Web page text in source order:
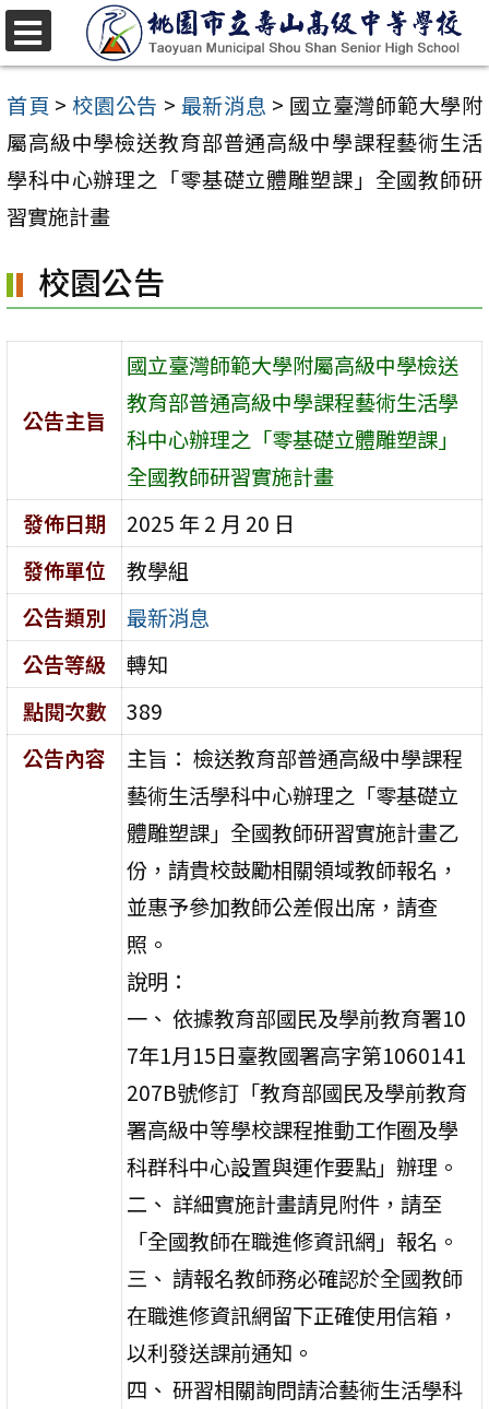
跳
至
主
要
內
容
首頁 > 校園公告 > 最新消息 > 國立臺灣師範大學附
屬高級中學檢送教育部普通高級中學課程藝術生活
學科中心辦理之「零基礎立體雕塑課」全國教師研
習實施計畫
校園公告
公告主旨
國立臺灣師範大學附屬高級中學檢送
教育部普通高級中學課程藝術生活學
科中心辦理之「零基礎立體雕塑課」
全國教師研習實施計畫
發佈日期
2025 年 2 月 20 日
發佈單位
教學組
公告類別
最新消息
公告等級
轉知
點閱次數
389
公告內容
主旨： 檢送教育部普通高級中學課程
藝術生活學科中心辦理之「零基礎立
體雕塑課」全國教師研習實施計畫乙
份，請貴校鼓勵相關領域教師報名，
並惠予參加教師公差假出席，請查
照。
說明：
一、 依據教育部國民及學前教育署10
7年1月15日臺教國署高字第1060141
207B號修訂「教育部國民及學前教育
署高級中等學校課程推動工作圈及學
科群科中心設置與運作要點」辦理。
二、 詳細實施計畫請見附件，請至
「全國教師在職進修資訊網」報名。
三、 請報名教師務必確認於全國教師
在職進修資訊網留下正確使用信箱，
以利發送課前通知。
四、 研習相關詢問請洽藝術生活學科
選
單